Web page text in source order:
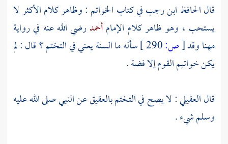
قال الحافظ ابن رجبفي كتاب الخواتم : وظاهر كلام الأكثر لا
يستحب ، وهو ظاهر كلام الإمامأحمدرضي الله عنه في رواية
مهناوقد[ص:
سأله ما السنة يعني في التختم ؟ قال : لم
يكن خواتيم القوم إلا فضة .
قالالعقيلي: لا يصح في التختم بالعقيق عن النبي صلى الله عليه
وسلم شيء .